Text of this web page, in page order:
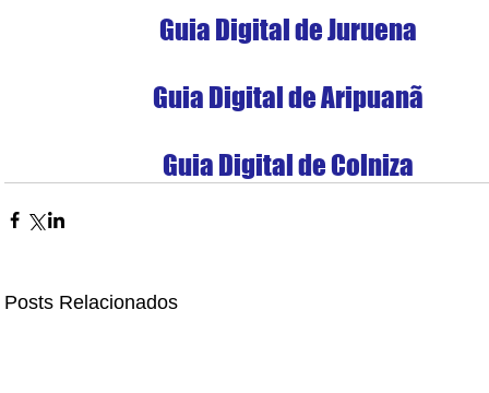
Guia Digital de Juruena
Guia Digital de Aripuanã
Guia Digital de Colniza
Posts Relacionados